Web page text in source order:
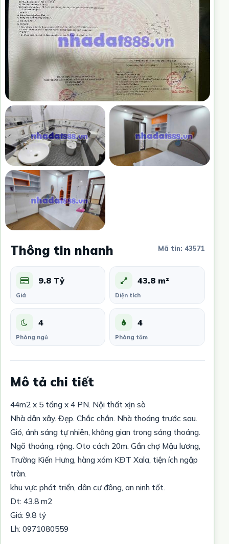
Thông tin nhanh Mã tin: 43571
9.8 Tỷ
Giá
43.8 m²
Diện tích
4
Phòng ngủ
4
Phòng tắm
Mô tả chi tiết
44m2 x 5 tầng x 4 PN. Nội thất xịn sò
Nhà dân xây. Đẹp. Chắc chắn. Nhà thoáng trước sau.
Gió, ánh sáng tự nhiên, không gian trong sáng thoáng.
Ngõ thoáng, rộng. Oto cách 20m. Gần chợ Mậu lương,
Trường Kiến Hưng, hàng xóm KĐT Xala, tiện ích ngập
tràn.
khu vực phát triển, dân cư đông, an ninh tốt.
Dt: 43.8 m2
Giá: 9.8 tỷ
Lh: 0971080559